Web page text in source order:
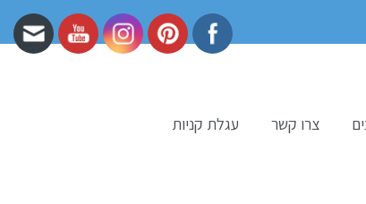
צרו קשר
עגלת קניות